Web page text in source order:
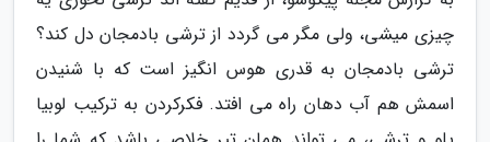
چیزی میشی، ولی مگر می گردد از ترشی بادمجان دل کند؟
ترشی بادمجان به قدری هوس انگیز است که با شنیدن
اسمش هم آب دهان راه می افتد. فکرکردن به ترکیب لوبیا